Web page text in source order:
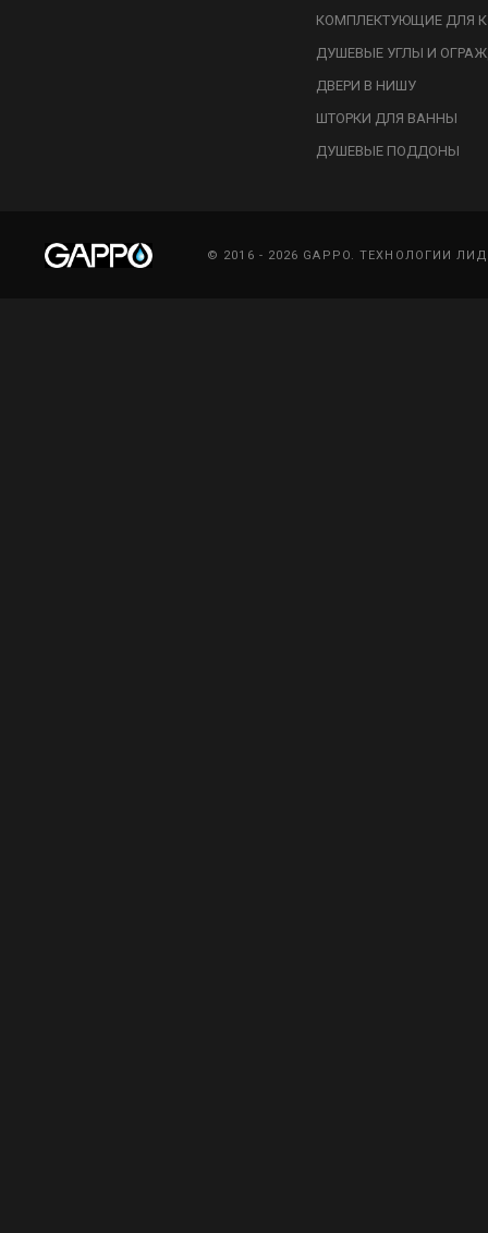
КОМПЛЕКТУЮЩИЕ ДЛЯ
ДУШЕВЫЕ УГЛЫ И
ДВЕРИ В НИШУ
ШТОРКИ ДЛЯ ВАННЫ
ДУШЕВЫЕ ПОДДОНЫ
© 2016 - 2026 GAPPO. ТЕХНОЛОГИИ